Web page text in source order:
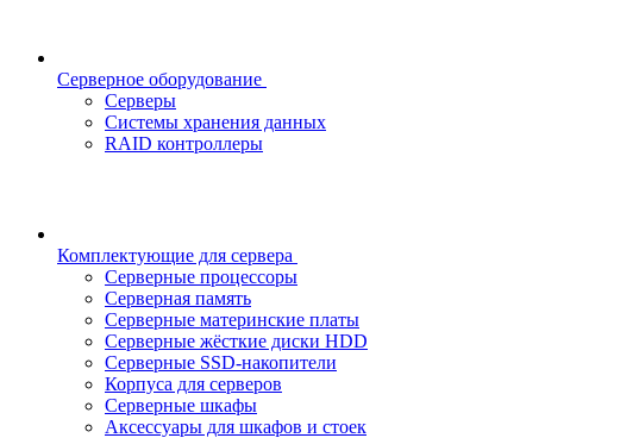
Серверное оборудование
Серверы
Системы хранения данных
RAID контроллеры
Комплектующие для сервера
Серверные процессоры
Серверная память
Серверные материнские платы
Серверные жёсткие диски HDD
Серверные SSD-накопители
Корпуса для серверов
Серверные шкафы
Аксессуары для шкафов и стоек